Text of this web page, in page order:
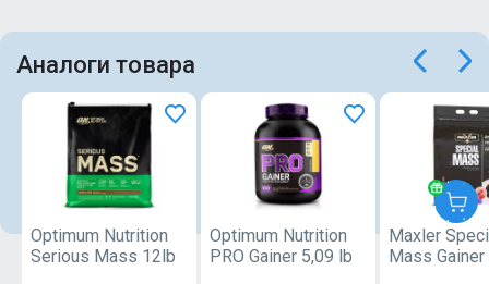
Аналоги товара
Optimum Nutrition
Serious Mass 12lb
Optimum Nutrition
PRO Gainer 5,09 lb
Maxler
Mass